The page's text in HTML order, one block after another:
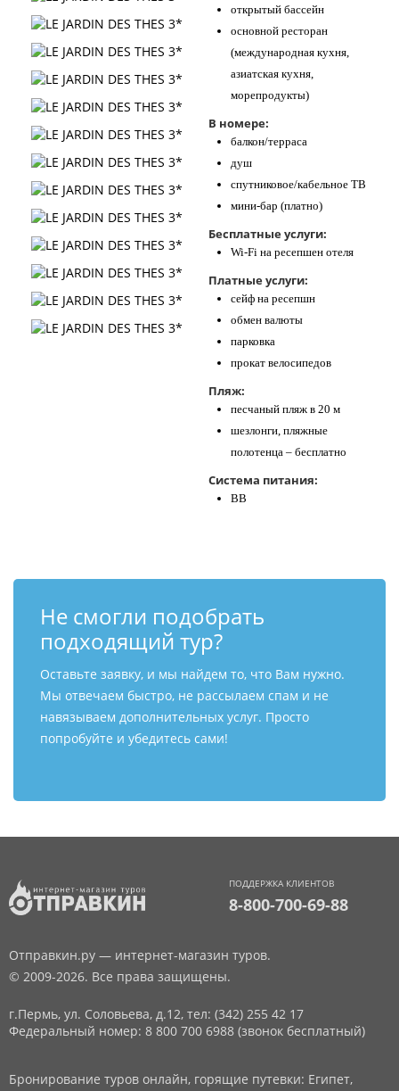
открытый бассейн
основной ресторан
(международная кухня,
азиатская кухня,
морепродукты)
В номере:
балкон/терраса
душ
спутниковое/кабельное ТВ
мини-бар (платно)
Бесплатные услуги:
Wi-Fi на ресепшен отеля
Платные услуги:
сейф на ресепшн
обмен валюты
парковка
прокат велосипедов
Пляж:
песчаный пляж в 20 м
шезлонги, пляжные
полотенца – бесплатно
Система питания:
BB
Не смогли подобрать
подходящий тур?
Оставьте заявку, и мы найдем то, что Вам нужно.
Мы отвечаем быстро, не рассылаем спам и не
навязываем дополнительных услуг. Просто
попробуйте и убедитесь сами!
ПОДДЕРЖКА КЛИЕНТОВ
8-800-700-69-88
Отправкин.ру — интернет-магазин туров.
© 2009-2026. Все права защищены.
г.Пермь, ул. Соловьева, д.12, тел: (342) 255 42 17
Федеральный номер: 8 800 700 6988 (звонок бесплатный)
Бронирование туров онлайн, горящие путевки: Египет,